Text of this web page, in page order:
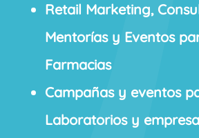
Retail Marketing,
Mentorías y Eventos
Farmacias
Campañas y eventos
Laboratorios y